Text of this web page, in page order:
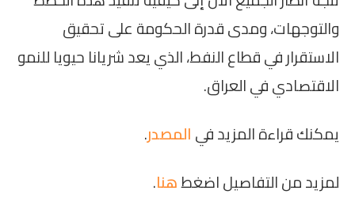
والتوجهات، ومدى قدرة الحكومة على تحقيق
الاستقرار في قطاع النفط، الذي يعد شريانا حيويا للنمو
الاقتصادي في العراق.
يمكنك قراءة المزيد فيالمصدر.
لمزيد من التفاصيل اضغطهنا.